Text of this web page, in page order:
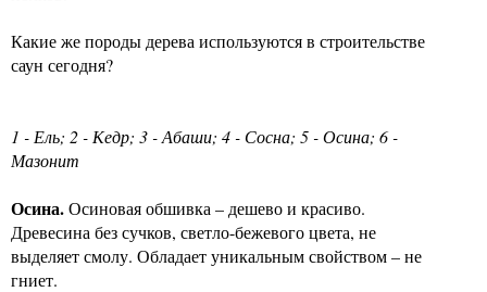
Какие же породы дерева используются в строительстве
саун сегодня?
1 - Ель; 2 - Кедр; 3 - Абаши; 4 - Сосна; 5 - Осина; 6 -
Мазонит
Осина.Осиновая обшивка – дешево и красиво.
Древесина без сучков, светло-бежевого цвета, не
выделяет смолу. Обладает уникальным свойством – не
гниет.